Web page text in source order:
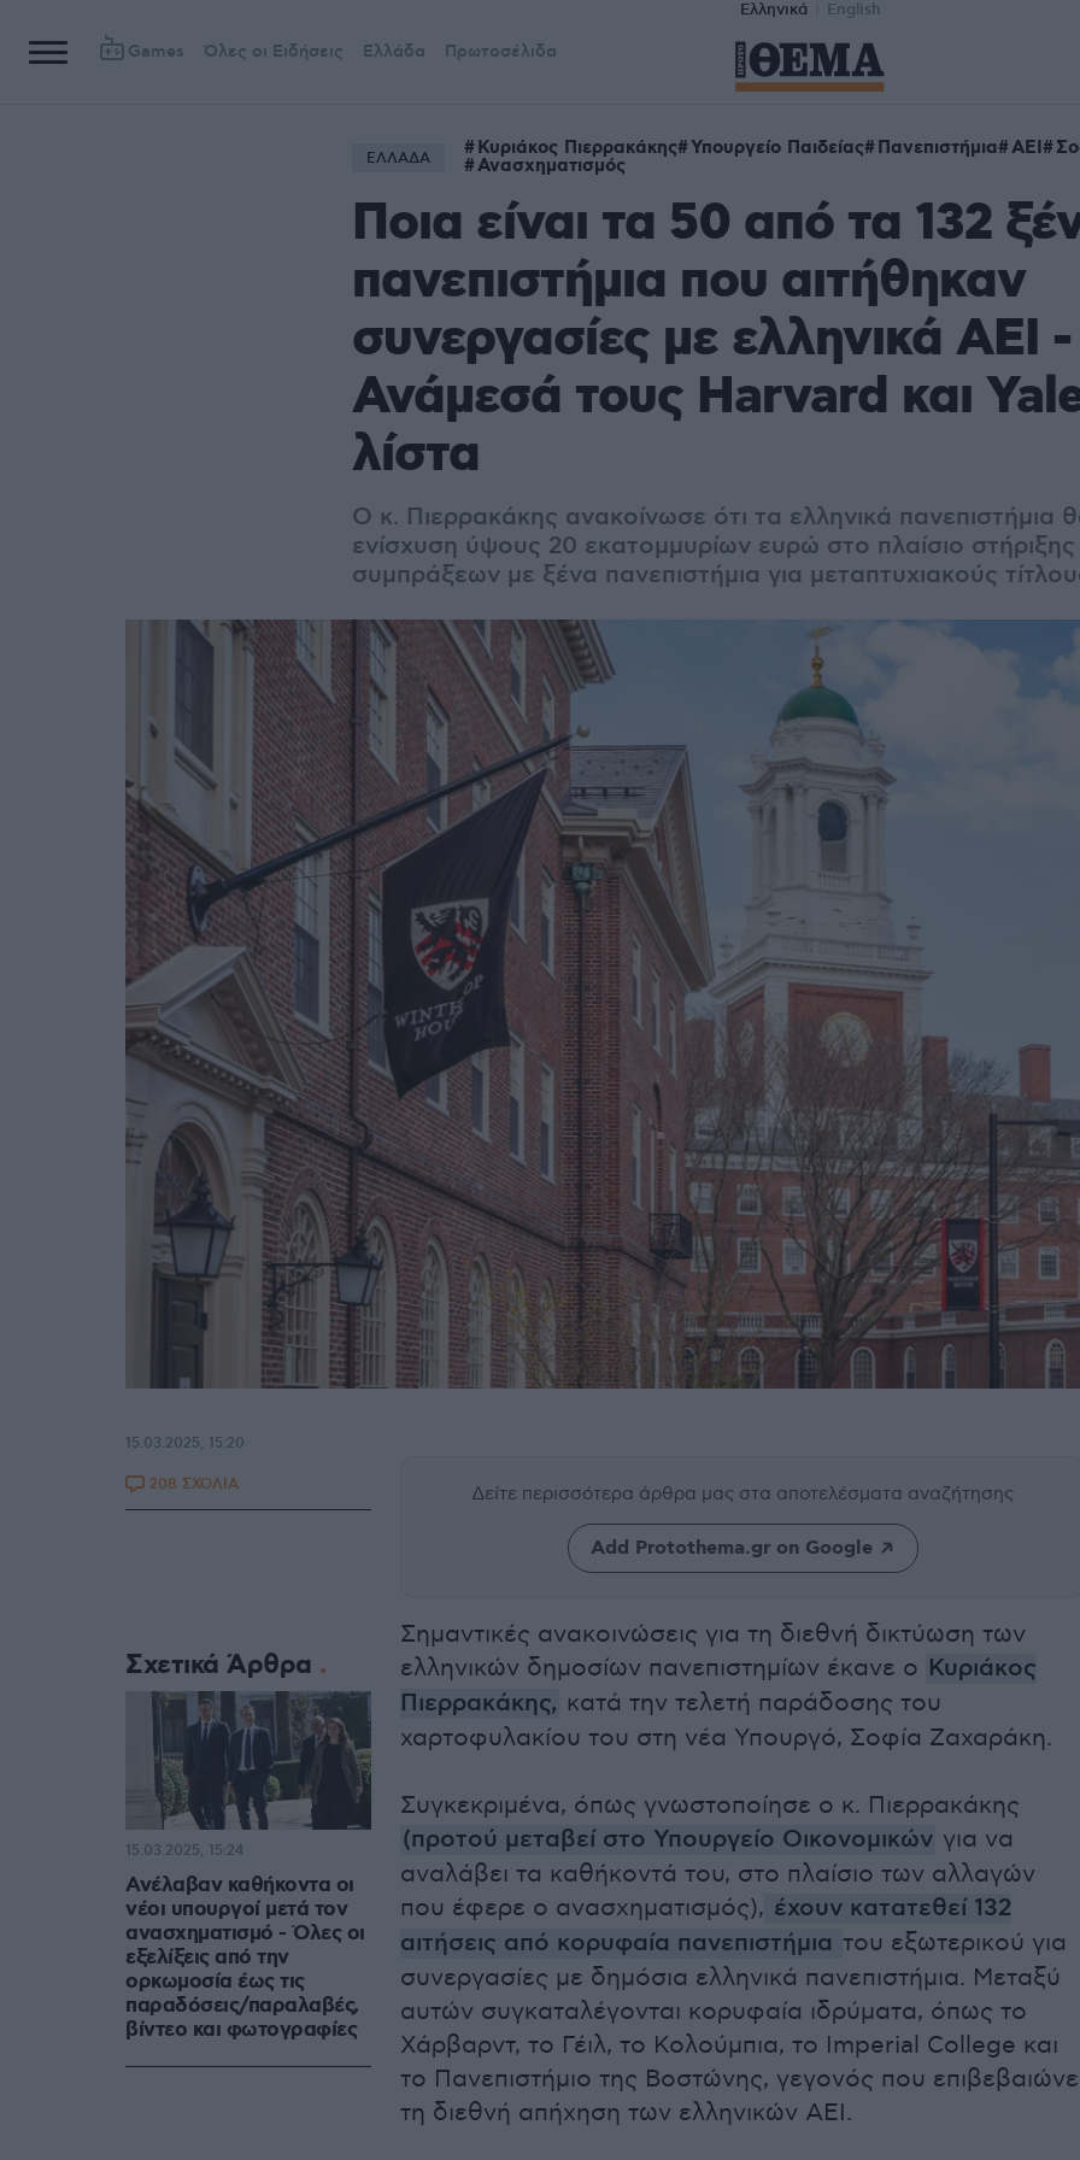
Ελληνικά English
Games Όλες οι Ειδήσεις Ελλάδα Πρωτοσέλιδα
ΕΛΛΑΔΑ Κυριάκος Πιερρακάκης Υπουργείο Παιδείας Πανεπιστήμια ΑΕΙ
Ανασχηματισμός
Ποια είναι τα 50 από τα 132
πανεπιστήμια που αιτήθηκαν
συνεργασίες με ελληνικά ΑΕΙ -
Ανάμεσά τους Harvard και
λίστα
Ο κ. Πιερρακάκης ανακοίνωσε ότι τα ελληνικά πανεπιστήμια
ενίσχυση ύψους 20 εκατομμυρίων ευρώ στο πλαίσιο
συμπράξεων με ξένα πανεπιστήμια για μεταπτυχιακούς
Δείτε περισσότερα άρθρα μας στα αποτελέσματα αναζήτησης
Add Protothema.gr on Google
Σημαντικές ανακοινώσεις για τη διεθνή δικτύωση των
ελληνικών δημοσίων πανεπιστημίων έκανε ο Κυριάκος
Πιερρακάκης, κατά την τελετή παράδοσης του
χαρτοφυλακίου του στη νέα Υπουργό, Σοφία Ζαχαράκη.
Συγκεκριμένα, όπως γνωστοποίησε ο κ. Πιερρακάκης
(προτού μεταβεί στο Υπουργείο Οικονομικών για να
αναλάβει τα καθήκοντά του, στο πλαίσιο των αλλαγών
που έφερε ο ανασχηματισμός), έχουν κατατεθεί 132
αιτήσεις από κορυφαία πανεπιστήμια του εξωτερικού για
συνεργασίες με δημόσια ελληνικά πανεπιστήμια. Μεταξύ
αυτών συγκαταλέγονται κορυφαία ιδρύματα, όπως το
Χάρβαρντ, το Γέιλ, το Κολούμπια, το Imperial College και
το Πανεπιστήμιο της Βοστώνης, γεγονός που
τη διεθνή απήχηση των ελληνικών ΑΕΙ.
15.03.2025, 15:20
208 ΣΧΟΛΙΑ
Σχετικά Άρθρα
Ανέλαβαν καθήκοντα οι
νέοι υπουργοί μετά τον
ανασχηματισμό - Όλες οι
εξελίξεις από την
ορκωμοσία έως τις
παραδόσεις/παραλαβές,
βίντεο και φωτογραφίες
15.03.2025, 15:24